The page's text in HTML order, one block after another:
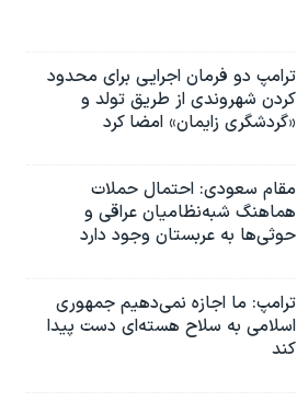
ترامپ دو فرمان اجرایی برای محدود
کردن شهروندی از طریق تولد و
«گردشگری زایمان» امضا کرد
مقام سعودی: احتمال حملات
هماهنگ شبه‌نظامیان عراقی و
حوثی‌ها به عربستان وجود دارد
ترامپ: ما اجازه نمی‌دهیم جمهوری
اسلامی به سلاح هسته‌ای دست پیدا
کند